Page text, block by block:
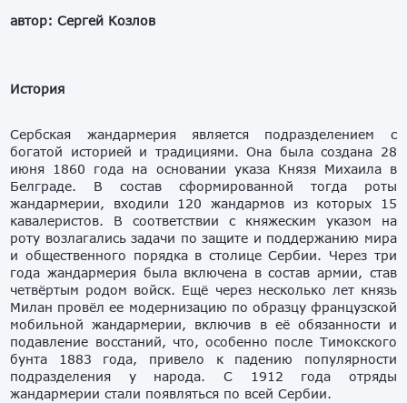
автор: Сергей Козлов
История
Сербская жандармерия является подразделением с
богатой историей и традициями. Она была создана 28
июня 1860 года на основании указа Князя Михаила в
Белграде. В состав сформированной тогда роты
жандармерии, входили 120 жандармов из которых 15
кавалеристов. В соответствии с княжеским указом на
роту возлагались задачи по защите и поддержанию мира
и общественного порядка в столице Сербии. Через три
года жандармерия была включена в состав армии, став
четвёртым родом войск. Ещё через несколько лет князь
Милан провёл ее модернизацию по образцу французской
мобильной жандармерии, включив в её обязанности и
подавление восстаний, что, особенно после Тимокского
бунта 1883 года, привело к падению популярности
подразделения у народа. С 1912 года отряды
жандармерии стали появляться по всей Сербии.